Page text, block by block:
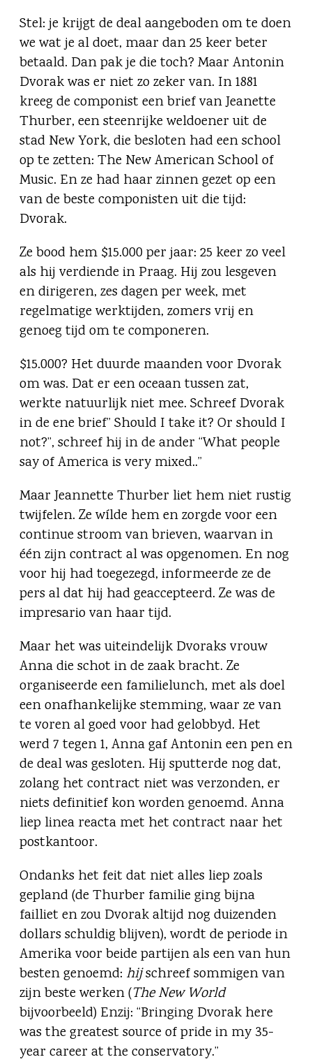
Stel: je krijgt de deal aangeboden om te doen
we wat je al doet, maar dan 25 keer beter
betaald. Dan pak je die toch? Maar Antonin
Dvorak was er niet zo zeker van. In 1881
kreeg de componist een brief van Jeanette
Thurber, een steenrijke weldoener uit de
stad New York, die besloten had een school
op te zetten: The New American School of
Music. En ze had haar zinnen gezet op een
van de beste componisten uit die tijd:
Dvorak.
Ze bood hem $15.000 per jaar: 25 keer zo veel
als hij verdiende in Praag. Hij zou lesgeven
en dirigeren, zes dagen per week, met
regelmatige werktijden, zomers vrij en
genoeg tijd om te componeren.
$15.000? Het duurde maanden voor Dvorak
om was. Dat er een oceaan tussen zat,
werkte natuurlijk niet mee. Schreef Dvorak
in de ene brief” Should I take it? Or should I
not?”, schreef hij in de ander “What people
say of America is very mixed..”
Maar Jeannette Thurber liet hem niet rustig
twijfelen. Ze wílde hem en zorgde voor een
continue stroom van brieven, waarvan in
één zijn contract al was opgenomen. En nog
voor hij had toegezegd, informeerde ze de
pers al dat hij had geaccepteerd. Ze was de
impresario van haar tijd.
Maar het was uiteindelijk Dvoraks vrouw
Anna die schot in de zaak bracht. Ze
organiseerde een familielunch, met als doel
een onafhankelijke stemming, waar ze van
te voren al goed voor had gelobbyd. Het
werd 7 tegen 1, Anna gaf Antonin een pen en
de deal was gesloten. Hij sputterde nog dat,
zolang het contract niet was verzonden, er
niets definitief kon worden genoemd. Anna
liep linea reacta met het contract naar het
postkantoor.
Ondanks het feit dat niet alles liep zoals
gepland (de Thurber familie ging bijna
failliet en zou Dvorak altijd nog duizenden
dollars schuldig blijven), wordt de periode in
Amerika voor beide partijen als een van hun
besten genoemd: hijschreef sommigen van
zijn beste werken (The New World
bijvoorbeeld) Enzij: “Bringing Dvorak here
was the greatest source of pride in my 35-
year career at the conservatory.”